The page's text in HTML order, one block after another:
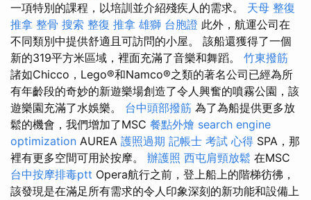
一項特別的課程，以培訓並介紹殘疾人的需求。 天母 整復
推拿 整骨 搜索 整復 推拿 雄獅 台胞證 此外，航運公司在
不同類別中提供舒適且可訪問的小屋。 該船還獲得了一個
新的319平方米區域，裡面充滿了音樂和舞蹈。 竹東撥筋
諸如Chicco，Lego®和Namco®之類的著名公司已經為所
有年齡段的奇妙的新遊樂場創造了令人興奮的噴霧公園，該
遊樂園充滿了水娛樂。 台中頭部撥筋 為了為船提供更多放
鬆的機會，我們增加了MSC 餐點外燴 search engine
optimization AUREA 護照過期 記帳士 考試 心得 SPA，那
裡有更多空間可用於按摩。 辦護照 西屯肩頸放鬆 在MSC
台中按摩排毒ptt Opera航行之前，登上船上的階梯彷彿，
該發現是在滿足所有需求的令人印象深刻的新功能和設備上